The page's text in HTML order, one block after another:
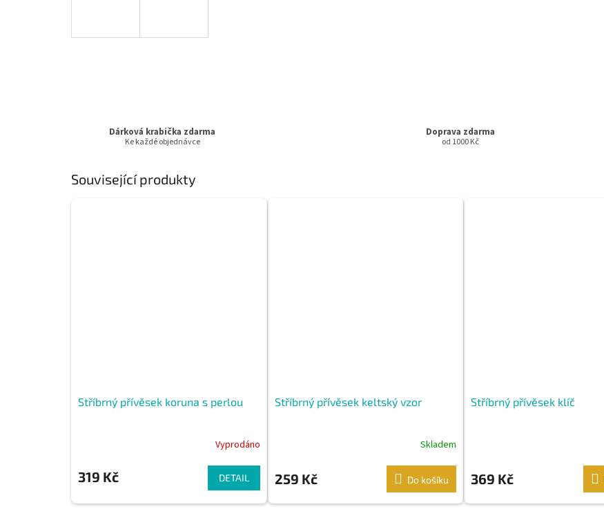
Dárková krabička zdarma
Ke každé objednávce
Doprava zdarma
od 1000 Kč
Související produkty
Stříbrný přívěsek koruna s perlou
Vyprodáno
319 Kč DETAIL
Stříbrný přívěsek keltský vzor
Skladem
259 Kč Do košíku
Stříbrný přívěsek klíč
369 Kč